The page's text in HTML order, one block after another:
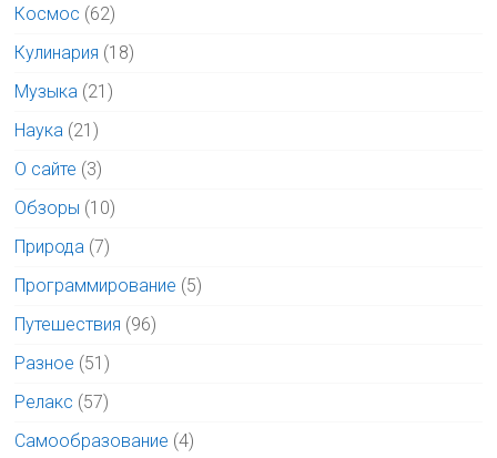
Космос (62)
Кулинария (18)
Музыка (21)
Наука (21)
О сайте (3)
Обзоры (10)
Природа (7)
Программирование (5)
Путешествия (96)
Разное (51)
Релакс (57)
Самообразование (4)